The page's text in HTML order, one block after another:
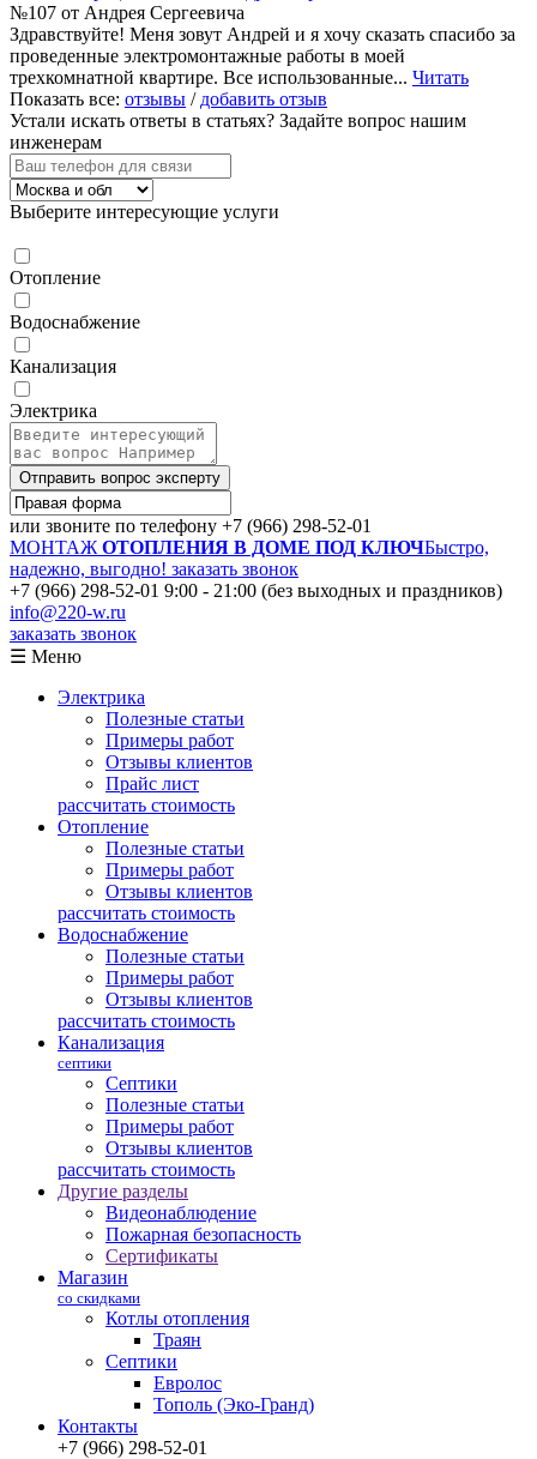
№107 от Андрея Сергеевича
Здравствуйте! Меня зовут Андрей и я хочу сказать спасибо за
проведенные электромонтажные работы в моей
трехкомнатной квартире. Все использованные... Читать
Показать все: отзывы / добавить отзыв
Устали искать ответы в статьях? Задайте вопрос нашим
инженерам
Выберите интересующие услуги
Отопление
Водоснабжение
Канализация
Электрика
Отправить вопрос эксперту
или звоните по телефону +7 (966) 298-52-01
МОНТАЖ ОТОПЛЕНИЯ В ДОМЕ ПОД КЛЮЧБыстро,
надежно, выгодно! заказать звонок
+7 (966) 298-52-01 9:00 - 21:00 (без выходных и праздников)
info@220-w.ru
заказать звонок
☰ Меню
Электрика
Полезные статьи
Примеры работ
Отзывы клиентов
Прайс лист
рассчитать стоимость
Отопление
Полезные статьи
Примеры работ
Отзывы клиентов
рассчитать стоимость
Водоснабжение
Полезные статьи
Примеры работ
Отзывы клиентов
рассчитать стоимость
Канализация
септики
Септики
Полезные статьи
Примеры работ
Отзывы клиентов
рассчитать стоимость
Другие разделы
Видеонаблюдение
Пожарная безопасность
Сертификаты
Магазин
со скидками
Котлы отопления
Траян
Септики
Евролос
Тополь (Эко-Гранд)
Контакты
+7 (966) 298-52-01